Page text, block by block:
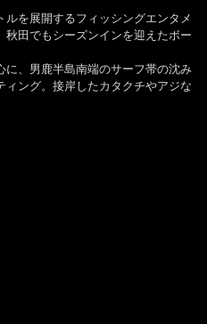
を展開するフィッシングエンタメ
田でもシーズンインを迎えたボー
、男鹿半島南端のサーフ帯の沈み
ング。接岸したカタクチやアジな